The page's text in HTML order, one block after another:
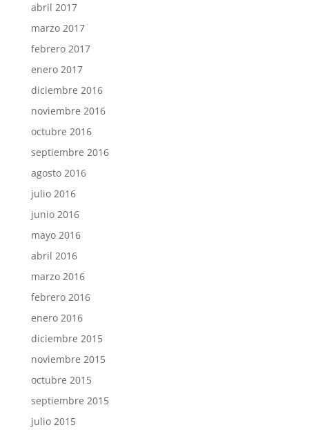
abril 2017
marzo 2017
febrero 2017
enero 2017
diciembre 2016
noviembre 2016
octubre 2016
septiembre 2016
agosto 2016
julio 2016
junio 2016
mayo 2016
abril 2016
marzo 2016
febrero 2016
enero 2016
diciembre 2015
noviembre 2015
octubre 2015
septiembre 2015
julio 2015